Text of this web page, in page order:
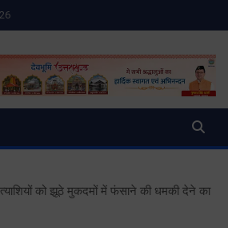
| Uttarakhand
News
को झूठे मुकदमों में फंसाने की धमकी देने का